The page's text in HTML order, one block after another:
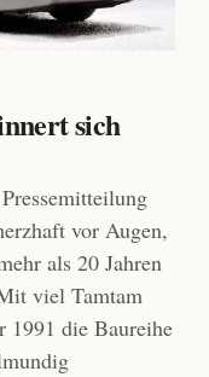
sich
vor Augen,
als 20 Jahren
viel Tamtam
1991 die Baureihe